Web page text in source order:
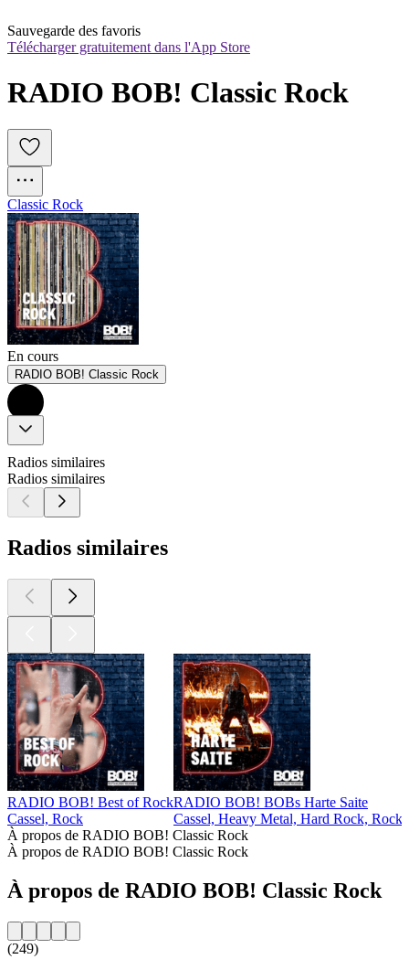
Sauvegarde des favoris
Télécharger gratuitement dans l'App Store
RADIO BOB! Classic Rock
Classic Rock
En cours
RADIO BOB! Classic Rock
Radios similaires
Radios similaires
Radios similaires
RADIO BOB! Best of Rock
Cassel, Rock
RADIO BOB! BOBs Harte Saite
Cassel, Heavy Metal, Hard Rock,
À propos de RADIO BOB! Classic Rock
À propos de RADIO BOB! Classic Rock
À propos de RADIO BOB! Classic Rock
(249)